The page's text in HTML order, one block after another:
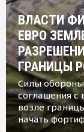
ВЛАСТИ
ЕВРО
ГРАНИЦЫ
Силы
соглашения с
возле
начать